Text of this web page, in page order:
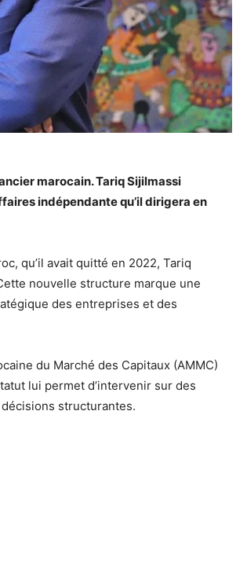
marocain. Tariq Sijilmassi
indépendante qu’il dirigera en
qu’il avait quitté en 2022, Tariq
nouvelle structure marque une
des entreprises et des
du Marché des Capitaux (AMMC)
lui permet d’intervenir sur des
structurantes.